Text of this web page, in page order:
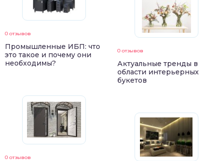
0 отзывов
Промышленные ИБП: что
это такое и почему они
необходимы?
0 отзывов
0 отзывов
Актуальные тренды в
области интерьерных
букетов